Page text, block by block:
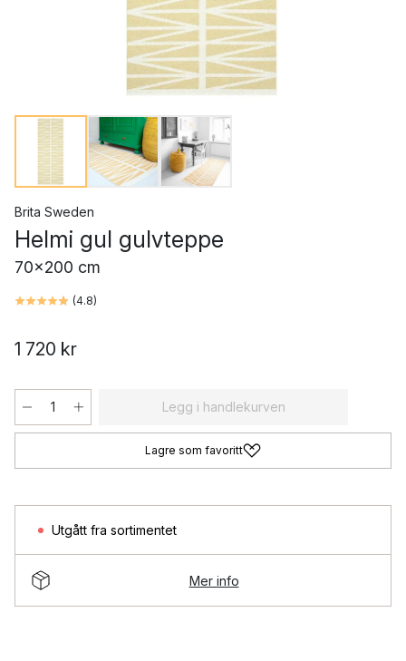
Brita Sweden
Helmi gul gulvteppe
70x200 cm
(4.8)
1 720 kr
Legg i handlekurven
Lagre som favoritt
Utgått fra sortimentet
Mer info